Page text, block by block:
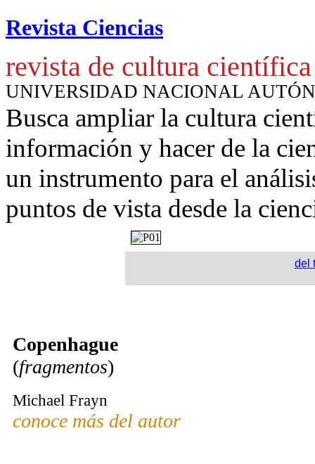
Revista Ciencias
revista de cultura científica
UNIVERSIDAD NACIONAL
Busca ampliar la cultura
información y hacer de la
un instrumento para el
puntos de vista desde la
del
Copenhague
(fragmentos)
Michael Frayn
conoce más del autor